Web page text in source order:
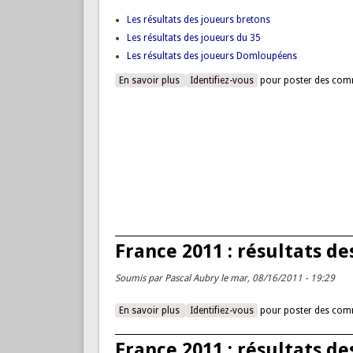
Les résultats des joueurs bretons
Les résultats des joueurs du 35
Les résultats des joueurs Domloupéens
En savoir plus à propos de France 2011 : c'est parti !
Identifiez-vous pour poster des
France 2011 : résultats
Soumis par Pascal Aubryle mar, 08/16/2011 - 19:29
En savoir plus à propos de France 2011 : résultats
Identifiez-vous pour poster des